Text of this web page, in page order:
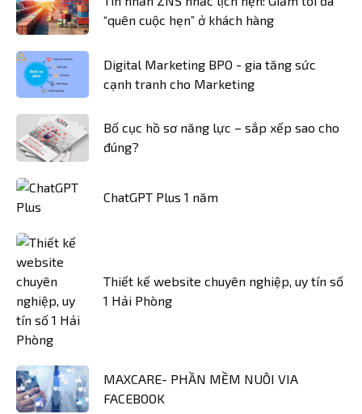
“quên cuộc hẹn” ở khách hàng
Digital Marketing BPO - gia tăng sức
cạnh tranh cho Marketing
Bố cục hồ sơ năng lực – sắp xếp sao cho
đúng?
ChatGPT Plus 1 năm
Thiết kế website chuyên nghiệp, uy tín số
1 Hải Phòng
MAXCARE- PHẦN MỀM NUÔI VIA
FACEBOOK